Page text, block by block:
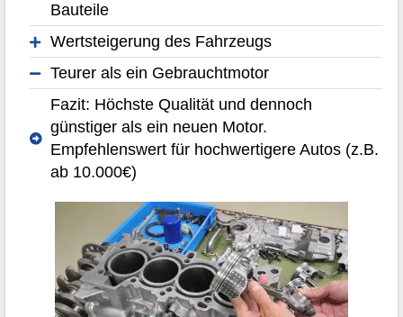
Bauteile
Wertsteigerung des Fahrzeugs
Teurer als ein Gebrauchtmotor
Fazit: Höchste Qualität und dennoch
günstiger als ein neuen Motor.
Empfehlenswert für hochwertigere Autos (z.B.
ab 10.000€)